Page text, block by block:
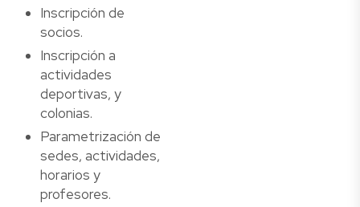
Inscripción de
socios.
Inscripción a
actividades
deportivas, y
colonias.
Parametrización de
sedes, actividades,
horarios y
profesores.